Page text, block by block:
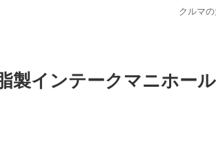
クルマ
製インテークマニホー